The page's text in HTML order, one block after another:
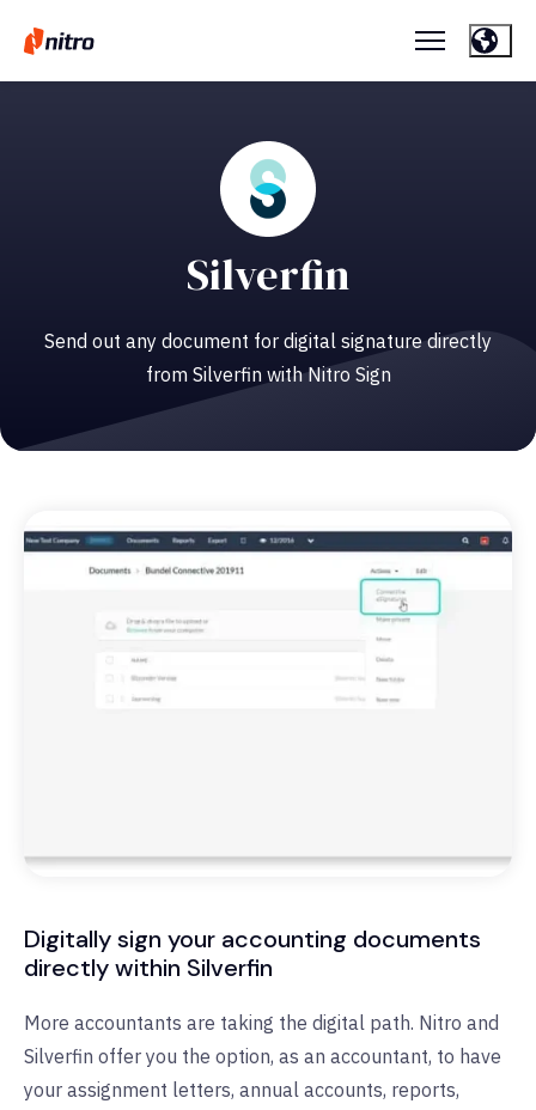
Silverfin
Send out any document for digital signature directly
from Silverfin with Nitro Sign
Digitally sign your accounting documents
directly within Silverfin
More accountants are taking the digital path. Nitro and
Silverfin offer you the option, as an accountant, to have
your assignment letters, annual accounts, reports,